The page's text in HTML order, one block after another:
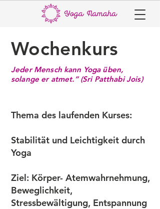
Wochenkurs
Jeder Mensch kann Yoga üben,
solange er atmet.” (Sri Patthabi Jois)
Thema des laufenden Kurses:
Stabilität und Leichtigkeit durch
Yoga
Ziel: Körper- Atemwahrnehmung,
Beweglichkeit,
Stressbewältigung, Entspannung